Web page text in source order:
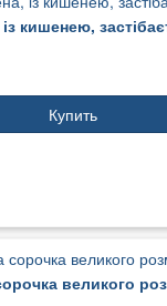
кишенею,
Купить
великого